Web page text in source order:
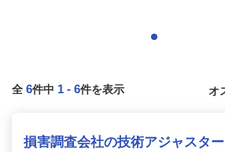
全 6件中 1 - 6件を表示
損害調査会社の技術アジャスター